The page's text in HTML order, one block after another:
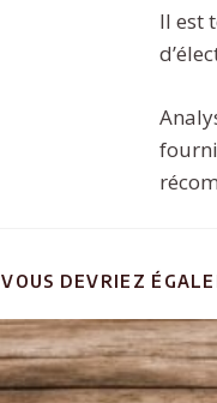
Il est
VOUS DEVRIEZ